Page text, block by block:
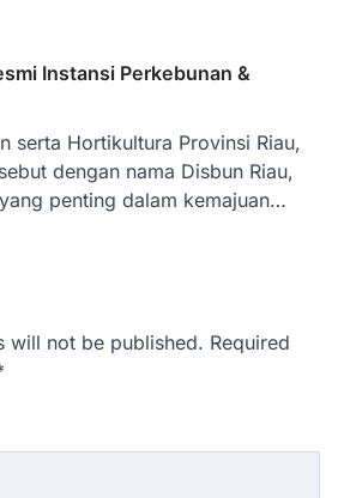
Instansi Perkebunan &
serta Hortikultura Provinsi Riau,
dengan nama Disbun Riau,
penting dalam kemajuan…
will not be published. Required